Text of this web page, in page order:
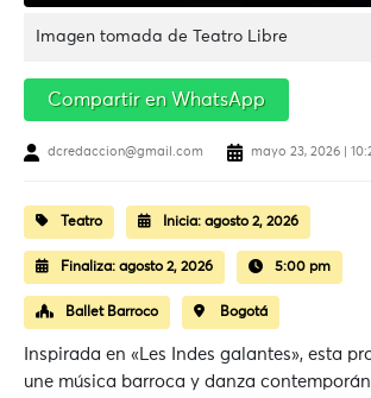
Imagen tomada de Teatro Libre
Compartir en WhatsApp
dcredaccion@gmail.com mayo 23, 2026 |
Teatro Inicia: agosto 2, 2026
Finaliza: agosto 2, 2026 5:00 pm
Ballet Barroco Bogotá
Inspirada en «Les Indes galantes», esta
une música barroca y danza